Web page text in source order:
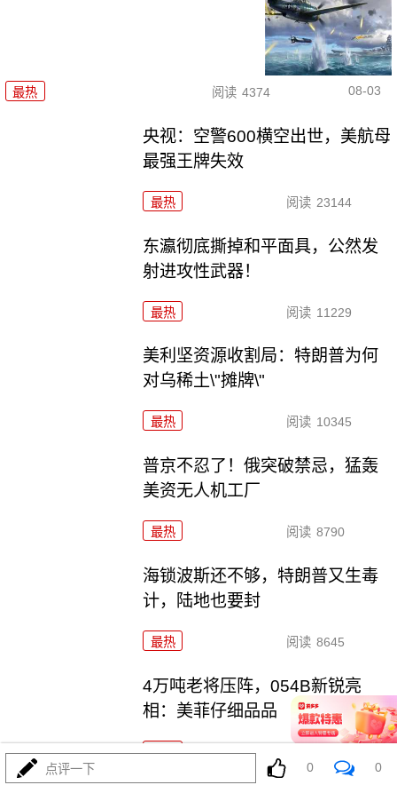
最热 阅读 4374 08-03
央视：空警600横空出世，美航母
最强王牌失效
最热 阅读 23144
东瀛彻底撕掉和平面具，公然发
射进攻性武器！
最热 阅读 11229
美利坚资源收割局：特朗普为何
对乌稀土\"摊牌\"
最热 阅读 10345
普京不忍了！俄突破禁忌，猛轰
美资无人机工厂
最热 阅读 8790
海锁波斯还不够，特朗普又生毒
计，陆地也要封
最热 阅读 8645
4万吨老将压阵，054B新锐亮
相：美菲仔细品品
最热
点评一下 0 0